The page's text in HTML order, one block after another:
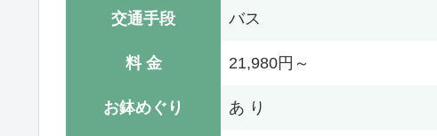
交通手段 バス
料 金 21,980円～
お鉢めぐり あ り